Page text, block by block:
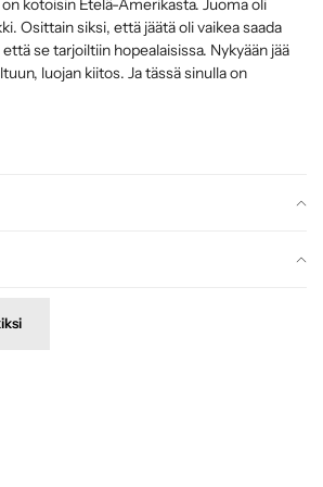
kotoisin Etelä-Amerikasta. Juoma oli
Osittain siksi, että jäätä oli vaikea saada
se tarjoiltiin hopealaisissa. Nykyään jää
luojan kiitos. Ja tässä sinulla on